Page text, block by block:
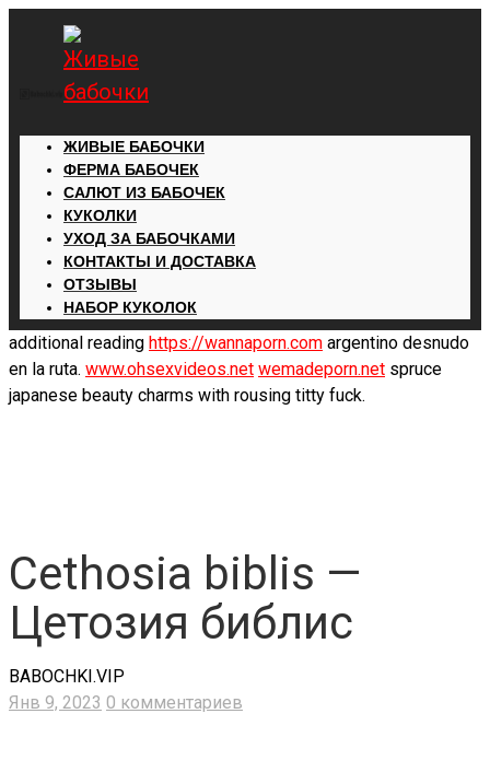
ЖИВЫЕ БАБОЧКИ
ФЕРМА БАБОЧЕК
САЛЮТ ИЗ БАБОЧЕК
КУКОЛКИ
УХОД ЗА БАБОЧКАМИ
КОНТАКТЫ И ДОСТАВКА
ОТЗЫВЫ
НАБОР КУКОЛОК
additional reading https://wannaporn.com argentino desnudo
en la ruta. www.ohsexvideos.net wemadeporn.net spruce
japanese beauty charms with rousing titty fuck.
Cethosia biblis —
Цетозия библис
BABOCHKI.VIP
Янв 9, 2023 0 комментариев